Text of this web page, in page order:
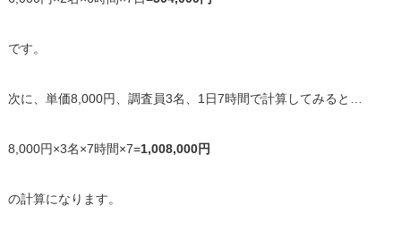
です。
次に、単価8,000円、調査員3名、1日7時間で計算してみると…
8,000円×3名×7時間×7=1,008,000円
の計算になります。